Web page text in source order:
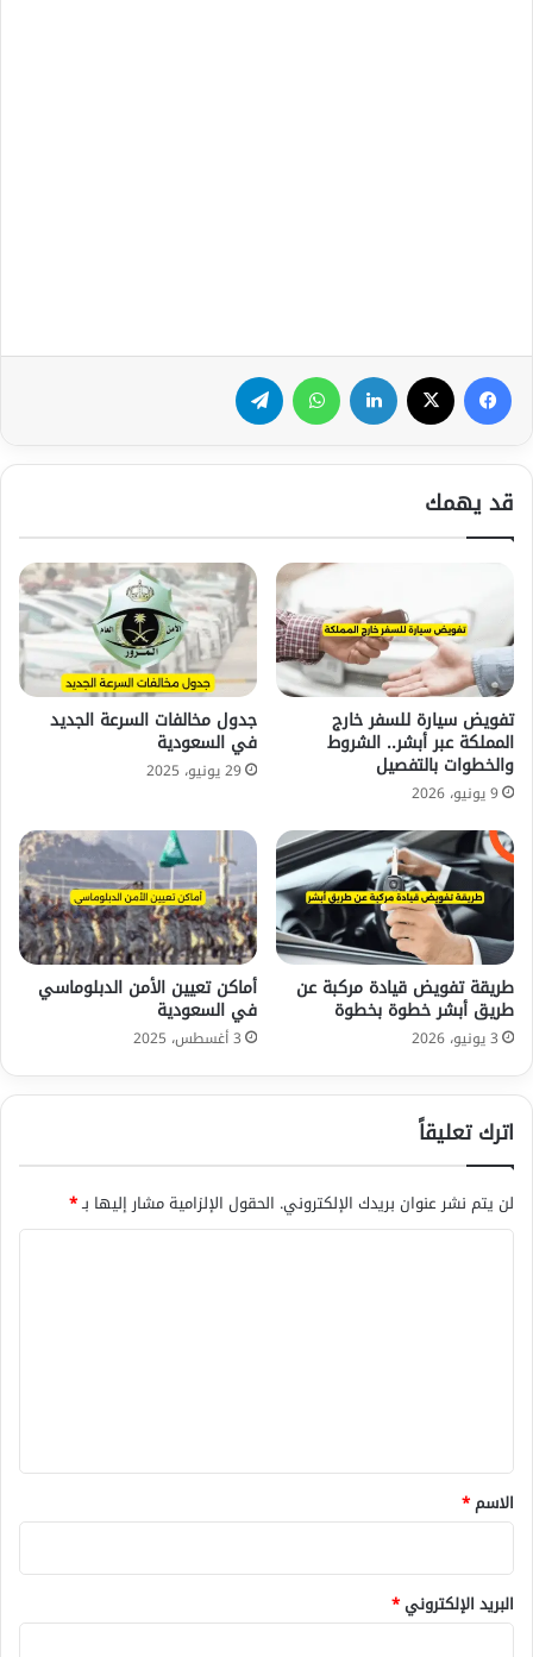
فيسبوك لينكدإن واتساب
قد يهمك
تفويض سيارة للسفر خارج
المملكة عبر أبشر.. الشروط
والخطوات بالتفصيل
9 يونيو، 2026
جدول مخالفات السرعة الجديد
في السعودية
29 يونيو، 2025
طريقة تفويض قيادة مركبة عن
طريق أبشر خطوة بخطوة
3 يونيو، 2026
أماكن تعيين الأمن الدبلوماسي
في السعودية
3 أغسطس، 2025
اترك تعليقاً
لن يتم نشر عنوان بريدك الإلكتروني. الحقول الإلزامية مشار إليها بـ*
*
الاسم*
البريد الإلكتروني*